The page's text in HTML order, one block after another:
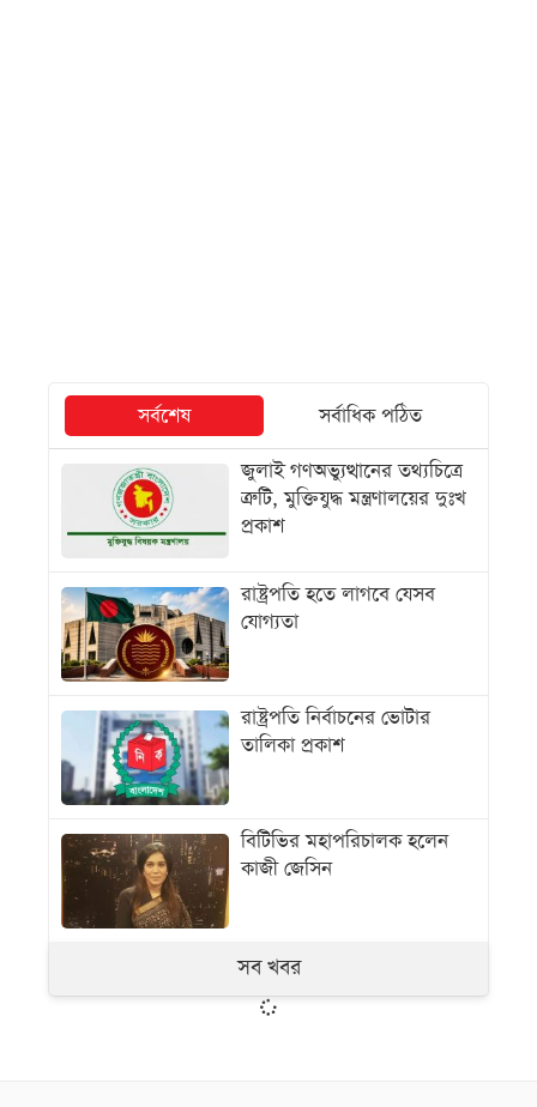
সর্বশেষ
সর্বাধিক পঠিত
জুলাই গণঅভ্যুত্থানের তথ্যচিত্রে
ত্রুটি, মুক্তিযুদ্ধ মন্ত্রণালয়ের দুঃখ
প্রকাশ
রাষ্ট্রপতি হতে লাগবে যেসব
যোগ্যতা
রাষ্ট্রপতি নির্বাচনের ভোটার
তালিকা প্রকাশ
বিটিভির মহাপরিচালক হলেন
কাজী জেসিন
সব খবর